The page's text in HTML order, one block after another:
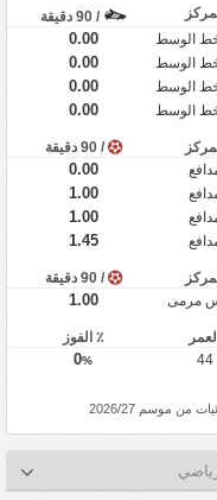
/ 90 دقيقة
الوسط
0.00
الوسط
0.00
الوسط
0.00
الوسط 0.00
/ 90 دقيقة
0.00
1.00
1.00
1.45
/ 90 دقيقة
مرمى 1.00
العمر ٪ الفوز
44
0%
من موسم 2026/27